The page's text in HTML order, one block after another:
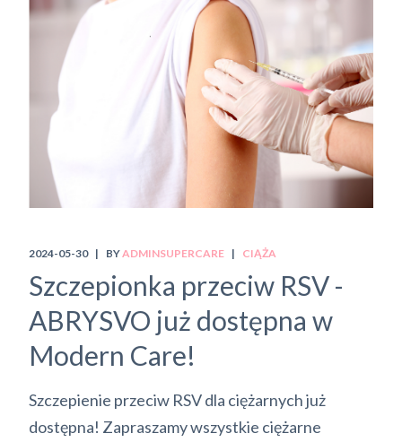
2024-05-30 BYADMINSUPERCARE CIĄŻA
Szczepionka przeciw RSV -
ABRYSVO już dostępna w
Modern Care!
Szczepienie przeciw RSV dla ciężarnych już
dostępna! Zapraszamy wszystkie ciężarne